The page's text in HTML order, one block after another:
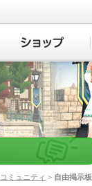
コミュニティ > 自由掲示板